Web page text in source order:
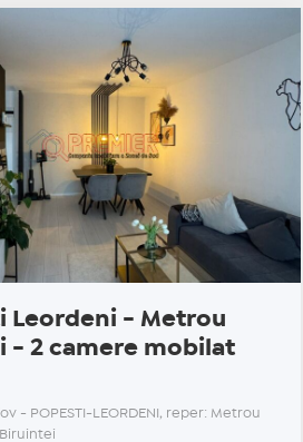
Leordeni - Metrou
- 2 camere mobilat
- POPESTI-LEORDENI, reper: Metrou